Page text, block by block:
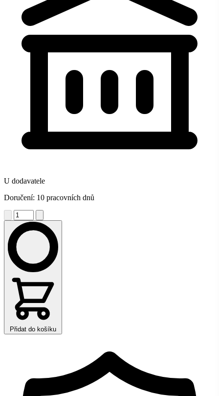
U dodavatele
Doručení: 10 pracovních dnů
Přidat do košíku